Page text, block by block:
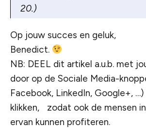
20.)
Op jouw succes en geluk,
Benedict.
NB: DEEL dit artikel a.u.b. met
door op de Sociale Media-
Facebook, LinkedIn, Google+,
klikken, zodat ook de mensen
ervan kunnen profiteren.